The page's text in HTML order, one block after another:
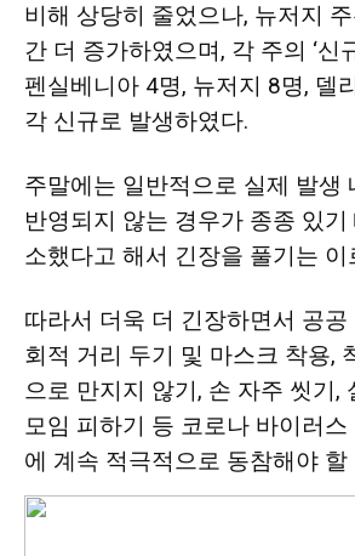
비해 상당히 줄었으나, 뉴저지
간 더 증가하였으며, 각 주의 ‘신
펜실베니아 4명, 뉴저지 8명, 델
각 신규로 발생하였다.
주말에는 일반적으로 실제 발생
반영되지 않는 경우가 종종 있
소했다고 해서 긴장을 풀기는 이
따라서 더욱 더 긴장하면서 공
회적 거리 두기 및 마스크 착용,
으로 만지지 않기, 손 자주 씻기,
모임 피하기 등 코로나 바이러스
에 계속 적극적으로 동참해야 할